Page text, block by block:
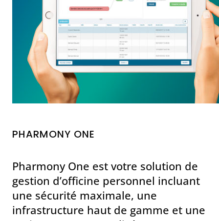
PHARMONY ONE
Pharmony One est votre solution de
gestion d’officine personnel incluant
une sécurité maximale, une
infrastructure haut de gamme et une